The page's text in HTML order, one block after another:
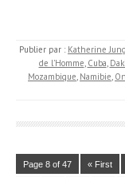
Publier par : Katherine
de l’Homme, Cuba,
Mozambique, Namibie,
Page 8 of 47 « First